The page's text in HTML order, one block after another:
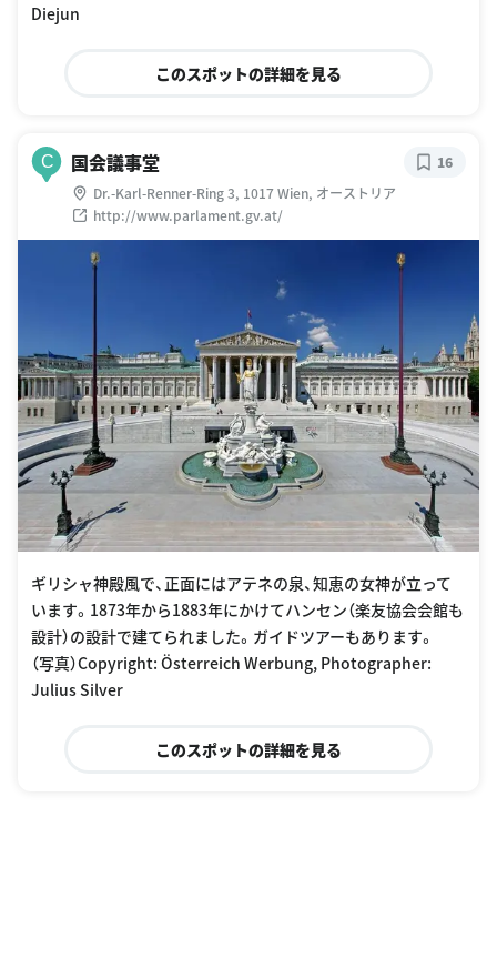
Diejun
このスポットの詳細を見る
C 国会議事堂
Dr.-Karl-Renner-Ring 3, 1017 Wien, オーストリア
http://www.parlament.gv.at/
16
ギリシャ神殿風で、正面にはアテネの泉、知恵の女神が立って
います。1873年から1883年にかけてハンセン（楽友協会会館も
設計）の設計で建てられました。ガイドツアーもあります。
（写真）Copyright: Österreich Werbung, Photographer:
Julius Silver
このスポットの詳細を見る